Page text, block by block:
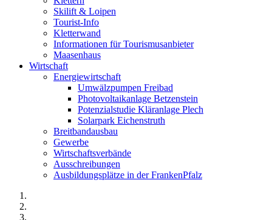
Skilift & Loipen
Tourist-Info
Kletterwand
Informationen für Tourismusanbieter
Maasenhaus
Wirtschaft
Energiewirtschaft
Umwälzpumpen Freibad
Photovoltaikanlage Betzenstein
Potenzialstudie Kläranlage Plech
Solarpark Eichenstruth
Breitbandausbau
Gewerbe
Wirtschaftsverbände
Ausschreibungen
Ausbildungsplätze in der FrankenPfalz